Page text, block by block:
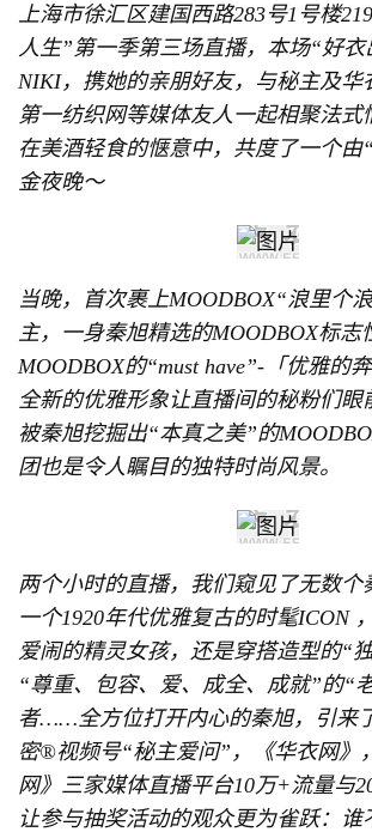
上海市徐汇区建国西路283号1号楼
人生”第一季第三场直播，本场“好
NIKI，携她的亲朋好友，与秘主及华
第一纺织网等媒体友人一起相聚法式
在美酒轻食的惬意中，共度了一个由
金夜晚～
当晚，首次裹上MOODBOX“浪里个
主，一身秦旭精选的MOODBOX标志
MOODBOX的“must have”-「优雅的
全新的优雅形象让直播间的秘粉们眼
被秦旭挖掘出“本真之美”的
团也是令人瞩目的独特时尚风景。
两个小时的直播，我们窥见了无数个
一个1920年代优雅复古的时髦ICON
爱闹的精灵女孩，还是穿搭造型的“
“尊重、包容、爱、成全、成就”的“
者……全方位打开内心的秦旭，引来
密®️视频号“秘主爱问”，《华衣网》
网》三家媒体直播平台10万+流量与
让参与抽奖活动的观众更为雀跃：谁